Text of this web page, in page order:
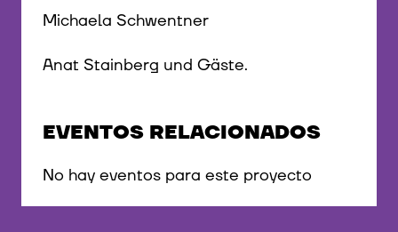
Michaela Schwentner
Anat Stainberg und Gäste.
EVENTOS RELACIONADOS
No hay eventos para este proyecto